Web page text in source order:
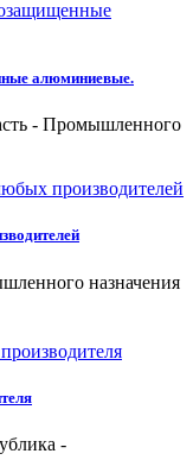
алюминиевые.
- Промышленного
назначения
-